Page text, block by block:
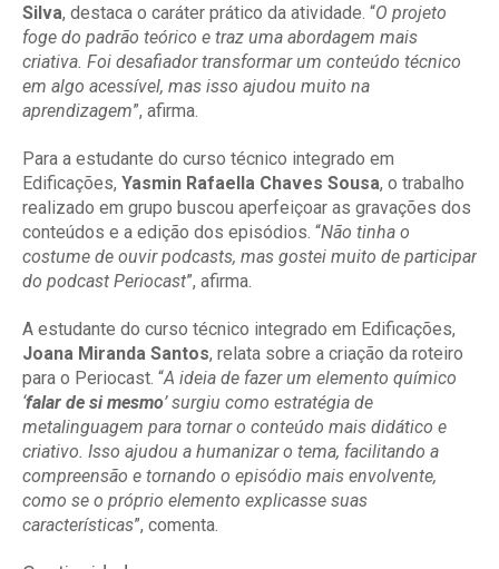
Silva, destaca o caráter prático da atividade. “O projeto
foge do padrão teórico e traz uma abordagem mais
criativa. Foi desafiador transformar um conteúdo técnico
em algo acessível, mas isso ajudou muito na
aprendizagem”, afirma.
Para a estudante do curso técnico integrado em
Edificações, Yasmin Rafaella Chaves Sousa, o trabalho
realizado em grupo buscou aperfeiçoar as gravações dos
conteúdos e a edição dos episódios. “Não tinha o
costume de ouvir podcasts, mas gostei muito de participar
do podcast Periocast”, afirma.
A estudante do curso técnico integrado em Edificações,
Joana Miranda Santos, relata sobre a criação da roteiro
para o Periocast. “A ideia de fazer um elemento químico
‘falar de si mesmo’ surgiu como estratégia de
metalinguagem para tornar o conteúdo mais didático e
criativo. Isso ajudou a humanizar o tema, facilitando a
compreensão e tornando o episódio mais envolvente,
como se o próprio elemento explicasse suas
características”, comenta.